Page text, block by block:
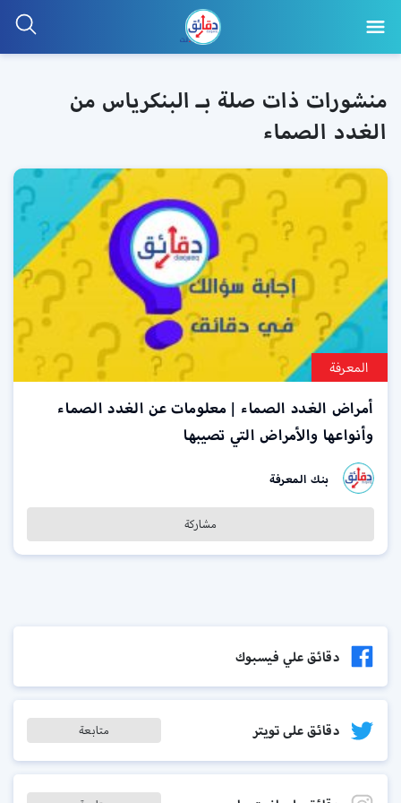
منشورات ذات صلة بـ البنكرياس من
الغدد الصماء
المعرفة
أمراض الغدد الصماء | معلومات عن الغدد الصماء
وأنواعها والأمراض التي تصيبها
بنك المعرفة
مشاركة
دقائق علي فيسبوك
دقائق على تويتر متابعة